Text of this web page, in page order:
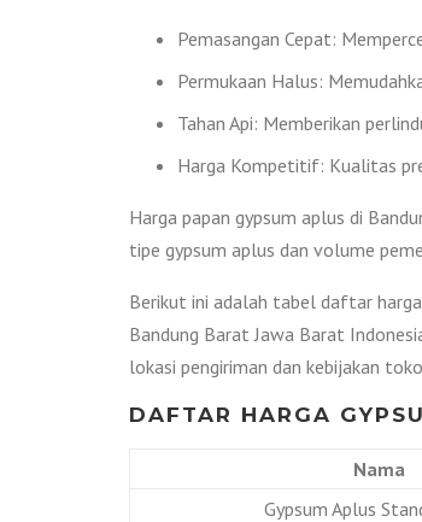
Pemasangan Cepat:
Permukaan Halus:
Tahan Api: Memberikan
Harga Kompetitif: Kualitas
Harga papan gypsum aplus di
tipe gypsum aplus dan volume
Berikut ini adalah tabel daftar
Bandung Barat Jawa Barat
lokasi pengiriman dan kebijakan
DAFTAR HARGA
Nama
Gypsum Aplus